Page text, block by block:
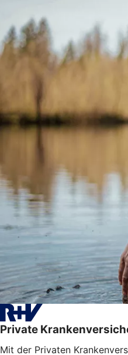
Private
Mit der Privaten